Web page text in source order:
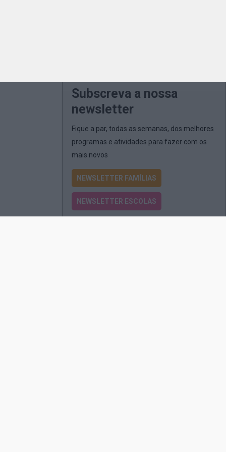
Subscreva a nossa
newsletter
Fique a par, todas as semanas, dos melhores
programas e atividades para fazer com os
mais novos
NEWSLETTER FAMÍLIAS
NEWSLETTER ESCOLAS